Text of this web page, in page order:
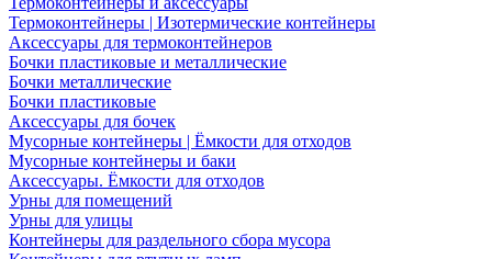
Термоконтейнеры | Изотермические контейнеры
Аксессуары для термоконтейнеров
Бочки пластиковые и металлические
Бочки металлические
Бочки пластиковые
Аксессуары для бочек
Мусорные контейнеры | Ёмкости для отходов
Мусорные контейнеры и баки
Аксессуары. Ёмкости для отходов
Урны для помещений
Урны для улицы
Контейнеры для раздельного сбора мусора